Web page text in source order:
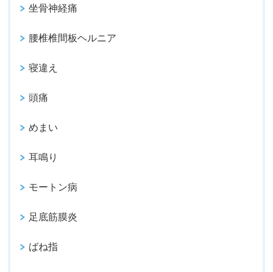
坐骨神経痛
腰椎椎間板ヘルニア
寝違え
頭痛
めまい
耳鳴り
モートン病
足底筋膜炎
ばね指